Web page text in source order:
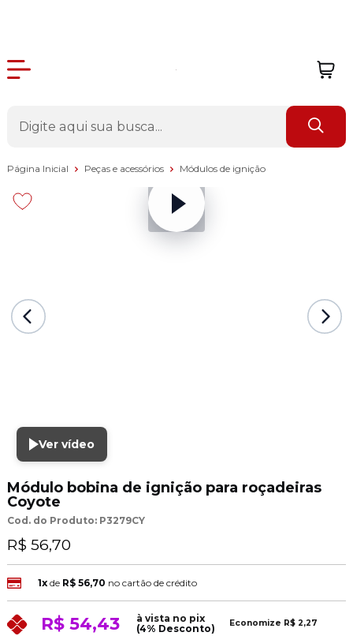
Página Inicial Peças e acessórios Módulos de ignição
Ver vídeo
Módulo bobina de ignição para roçadeiras
Coyote
Cod. do Produto: P3279CY
R$ 56,70
1xde R$ 56,70 no cartão de crédito
R$ 54,43
à vista no pix
(4% Desconto)
Economize R$ 2,27